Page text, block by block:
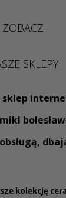
ZOBACZ
SKLEPY
kolekcję